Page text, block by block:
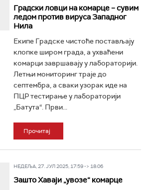
Градски ловци на комарце – сувим
ледом против вируса Западног
Нила
Екипе Градске чистоће постављају
клопке широм града, а ухваћени
комарци завршавају у лабораторији.
Летњи мониторинг траје до
септембра, а сваки узорак иде на
ПЦР тестирање у лабораторији
„Батута“. Први...
Прочитај
НЕДЕЉА, 27. ЈУЛ 2025, 17:59 -> 18:06
Зашто Хаваји „увозе“ комарце